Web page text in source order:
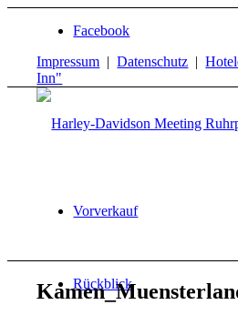
Facebook
Impressum |Datenschutz |
Inn"
Vorverkauf
Rückblick